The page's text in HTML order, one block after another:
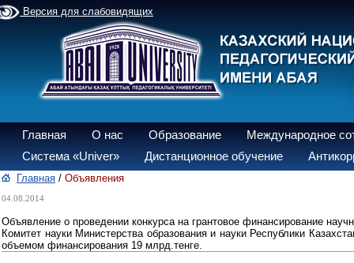
Версия для слабовидящих
Главная О нас Образование
Международное
Система «Univer»
Дистанционное обучение
Главная / Объявления
04.08.2014
Объявление о проведении конкурса на грантовое финансирование
Комитет науки Министерства образования и науки Республики
объемом финансирования 19 млрд.тенге.